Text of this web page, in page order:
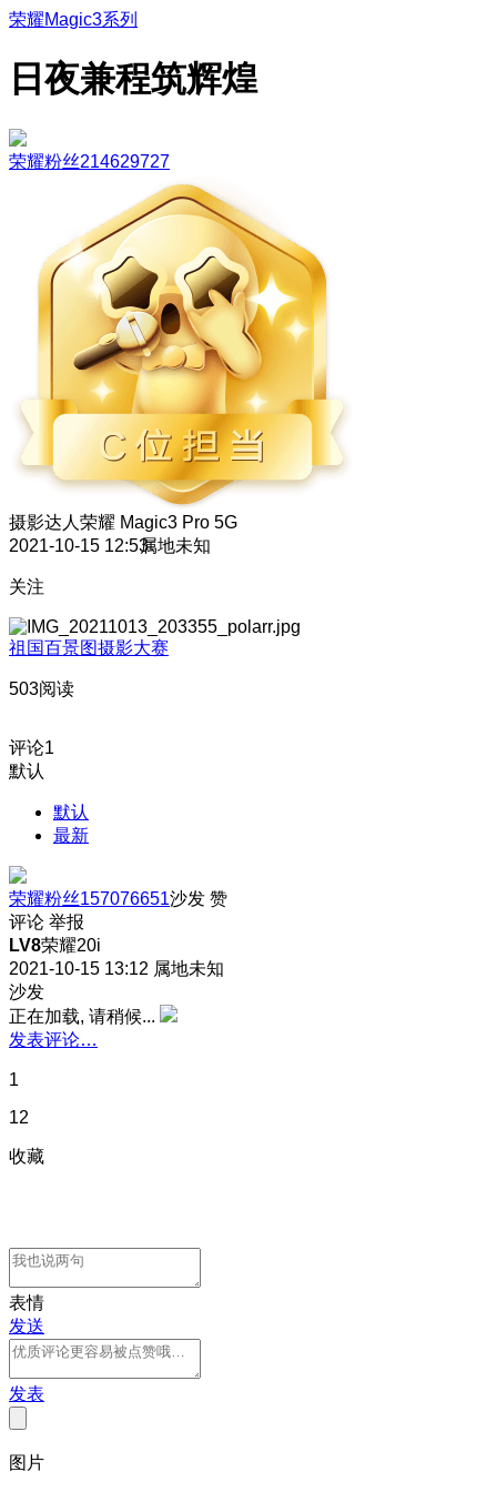
荣耀Magic3系列
日夜兼程筑辉煌
荣耀粉丝214629727
摄影达人 荣耀 Magic3 Pro 5G
2021-10-15 12:53属地未知
关注
祖国百景图摄影大赛
503阅读
评论1
默认
默认
最新
荣耀粉丝157076651沙发 赞
评论 举报
LV8荣耀20i
2021-10-15 13:12 属地未知
沙发
正在加载, 请稍候...
发表评论…
1
12
收藏
表情
发送
发表
图片